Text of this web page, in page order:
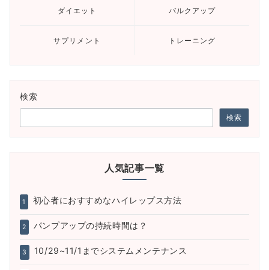
ダイエット バルクアップ
サプリメント トレーニング
検索
検索
人気記事一覧
1 初心者におすすめなハイレップス方法
2 パンプアップの持続時間は？
3 10/29~11/1までシステムメンテナンス